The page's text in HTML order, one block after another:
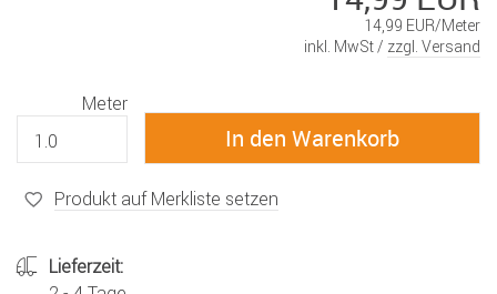
14,99 EUR/Meter
inkl. MwSt / zzgl. Versand
Meter
Produkt auf Merkliste setzen
Lieferzeit: